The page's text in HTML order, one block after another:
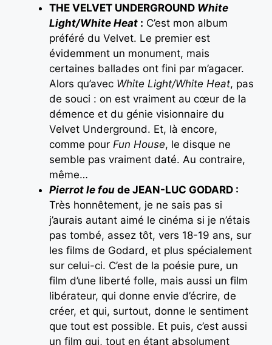
THE VELVET UNDERGROUND White
Light/White Heat : C’est mon album
préféré du Velvet. Le premier est
évidemment un monument, mais
certaines ballades ont fini par m’agacer.
Alors qu’avec White Light/White Heat, pas
de souci : on est vraiment au cœur de la
démence et du génie visionnaire du
Velvet Underground. Et, là encore,
comme pour Fun House, le disque ne
semble pas vraiment daté. Au contraire,
même…
Pierrot le fou de JEAN-LUC GODARD :
Très honnêtement, je ne sais pas si
j’aurais autant aimé le cinéma si je n’étais
pas tombé, assez tôt, vers 18-19 ans, sur
les films de Godard, et plus spécialement
sur celui-ci. C’est de la poésie pure, un
film d’une liberté folle, mais aussi un film
libérateur, qui donne envie d’écrire, de
créer, et qui, surtout, donne le sentiment
que tout est possible. Et puis, c’est aussi
un film qui, tout en étant absolument